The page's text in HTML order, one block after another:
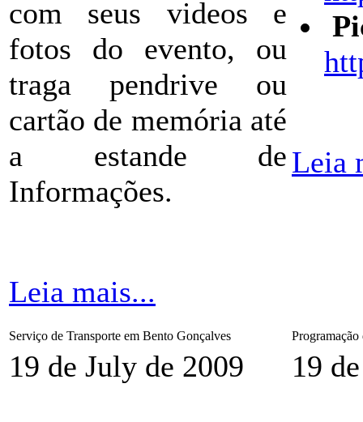
com seus videos e
fotos do evento, ou
traga pendrive ou
cartão de memória até
a estande de
Informações.
Leia mais...
Leia
Serviço de Transporte em Bento Gonçalves
19 de July de 2009 19